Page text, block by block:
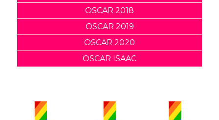
OSCAR 2018
OSCAR 2019
OSCAR 2020
OSCAR ISAAC